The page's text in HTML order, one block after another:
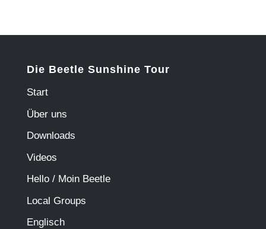
Die Beetle Sunshine Tour
Start
Über uns
Downloads
Videos
Hello / Moin Beetle
Local Groups
Englisch